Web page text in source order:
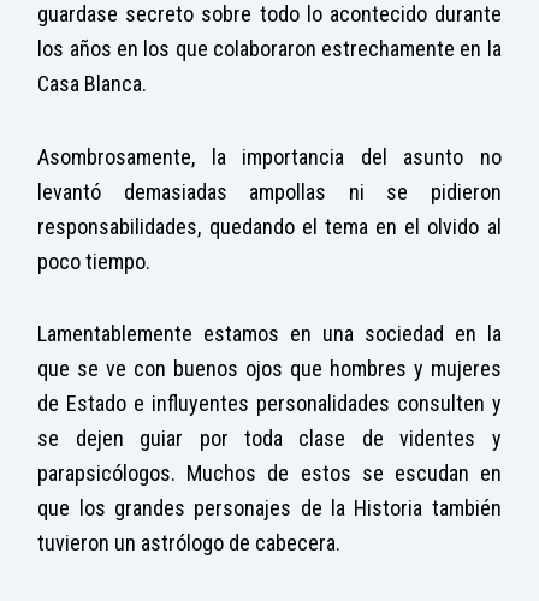
guardase secreto sobre todo lo acontecido durante
los años en los que colaboraron estrechamente en la
Casa Blanca.
Asombrosamente, la importancia del asunto no
levantó demasiadas ampollas ni se pidieron
responsabilidades, quedando el tema en el olvido al
poco tiempo.
Lamentablemente estamos en una sociedad en la
que se ve con buenos ojos que hombres y mujeres
de Estado e influyentes personalidades consulten y
se dejen guiar por toda clase de videntes y
parapsicólogos. Muchos de estos se escudan en
que los grandes personajes de la Historia también
tuvieron un astrólogo de cabecera.